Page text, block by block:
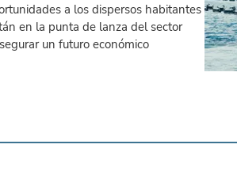
a los dispersos habitantes
en la punta de lanza del sector
un futuro económico